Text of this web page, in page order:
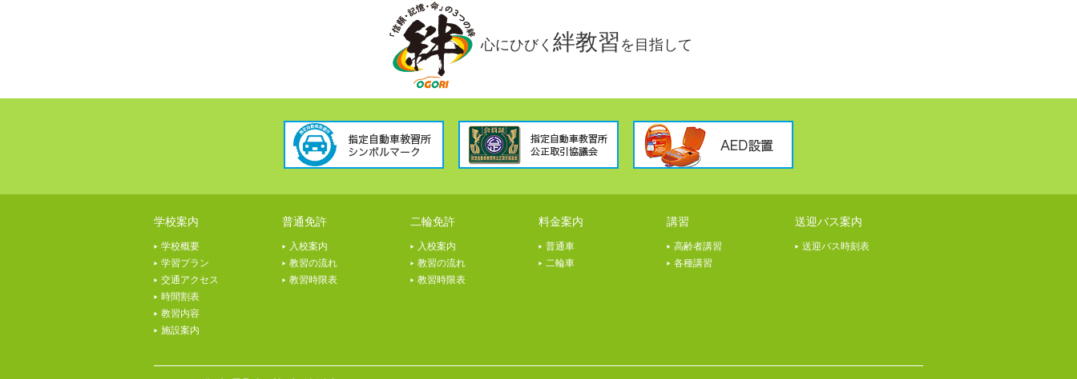
心にひびく 絆教習 を目指して
学校案内
学校概要
学習プラン
交通アクセス
時間割表
教習内容
施設案内
普通免許
入校案内
教習の流れ
教習時限表
二輪免許
入校案内
教習の流れ
教習時限表
料金案内
普通車
二輪車
講習
高齢者講習
各種講習
送迎バス案内
送迎バス時刻表